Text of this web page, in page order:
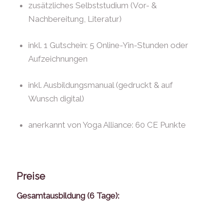
zusätzliches Selbststudium (Vor- &
Nachbereitung, Literatur)
inkl. 1 Gutschein: 5 Online-Yin-Stunden oder
Aufzeichnungen
inkl. Ausbildungsmanual (gedruckt & auf
Wunsch digital)
anerkannt von Yoga Alliance: 60 CE Punkte
Preise
Gesamtausbildung (6 Tage):